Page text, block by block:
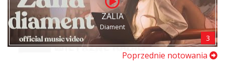
ZALIA
Diament
3
Poprzednie notowania